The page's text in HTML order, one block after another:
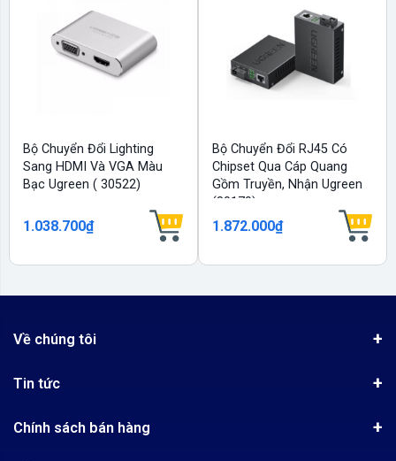
Bộ Chuyển Đổi Lighting
Sang HDMI Và VGA Màu
Bạc Ugreen ( 30522)
1.038.700₫
Bộ Chuyển Đổi RJ45 Có
Chipset Qua Cáp Quang
Gồm Truyền, Nhận Ugreen
(80170)
1.872.000₫
Về chúng tôi
Quy chế hoạt động
Tin tức
Chính sách bán hàng